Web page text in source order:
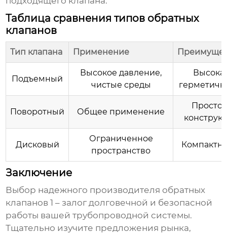
Таблица сравнения типов обратных
клапанов
Тип клапана Применение
Подъемный
Высокое давление,
чистые среды
Поворотный Общее применение
Дисковый
Ограниченное
пространство
Заключение
Выбор надежного производителя обратных
клапанов 1 – залог долговечной и безопасной
работы вашей трубопроводной системы.
Тщательно изучите предложения рынка,